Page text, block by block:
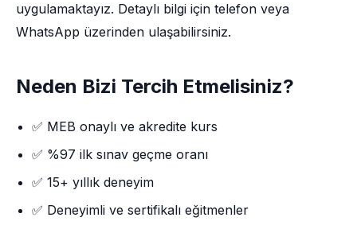
uygulamaktayız. Detaylı bilgi için telefon veya
WhatsApp üzerinden ulaşabilirsiniz.
Neden Bizi Tercih Etmelisiniz?
✅ MEB onaylı ve akredite kurs
✅ %97 ilk sınav geçme oranı
✅ 15+ yıllık deneyim
✅ Deneyimli ve sertifikalı eğitmenler